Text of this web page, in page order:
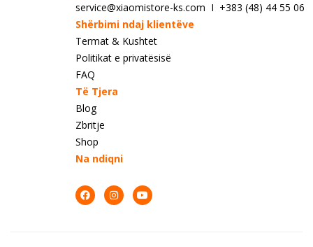
service@xiaomistore-ks.com I +383 (48) 44 55 06
Shërbimi ndaj klientëve
Termat & Kushtet
Politikat e privatësisë
FAQ
Të Tjera
Blog
Zbritje
Shop
Na ndiqni